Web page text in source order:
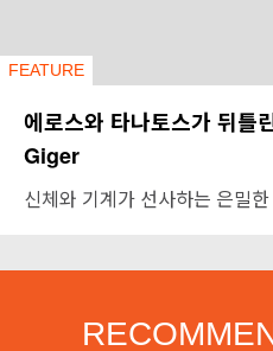
FEATURE
에로스와 타나토스가 뒤틀
Giger
신체와 기계가 선사하는 은밀